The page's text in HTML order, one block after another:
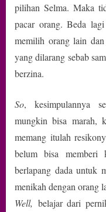
pilihan Selma. Maka
pacar orang. Beda
memilih orang lain
yang dilarang sebab
berzina.
So, kesimpulannya
mungkin bisa marah,
memang itulah
belum bisa memberi
berlapang dada untuk
menikah dengan orang
Well, belajar dari